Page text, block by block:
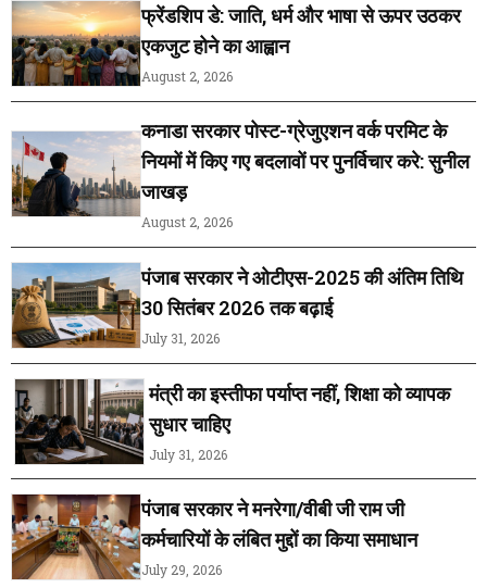
फ्रेंडशिप डे: जाति, धर्म और भाषा से ऊपर उठकर
एकजुट होने का आह्वान
August 2, 2026
कनाडा सरकार पोस्ट-ग्रेजुएशन वर्क परमिट के
नियमों में किए गए बदलावों पर पुनर्विचार करे: सुनील
जाखड़
August 2, 2026
पंजाब सरकार ने ओटीएस-2025 की अंतिम तिथि
30 सितंबर 2026 तक बढ़ाई
July 31, 2026
मंत्री का इस्तीफा पर्याप्त नहीं, शिक्षा को व्यापक
सुधार चाहिए
July 31, 2026
पंजाब सरकार ने मनरेगा/वीबी जी राम जी
कर्मचारियों के लंबित मुद्दों का किया समाधान
July 29, 2026